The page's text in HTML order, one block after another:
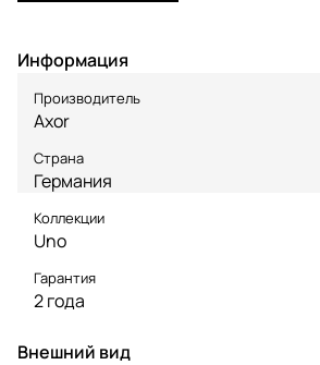
Информация
Производитель
Axor
Страна
Германия
Коллекции
Uno
Гарантия
2 года
Внешний вид